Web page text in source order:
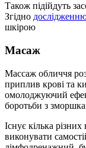
Також підійдуть
Згідно
шкірою
Масаж
Массаж обличчя
приплив крові та
омолоджуючий
боротьби з
Існує кілька
виконувати